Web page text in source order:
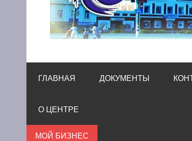
ГЛАВНАЯ ДОКУМЕНТЫ
О ЦЕНТРЕ
МОЙ БИЗНЕС